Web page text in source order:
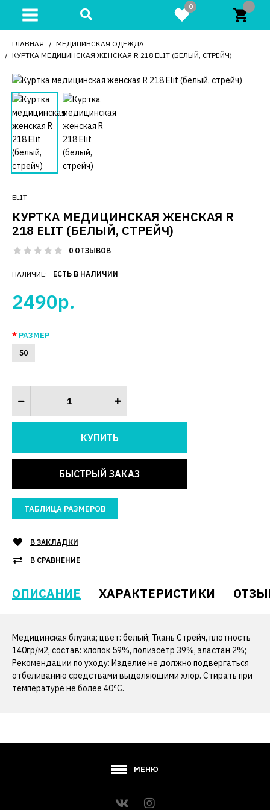
0
ГЛАВНАЯ
МЕДИЦИНСКАЯ ОДЕЖДА
КУРТКА МЕДИЦИНСКАЯ ЖЕНСКАЯ R 218 ELIT (БЕЛЫЙ, СТРЕЙЧ)
ELIT
КУРТКА МЕДИЦИНСКАЯ ЖЕНСКАЯ R
218 ELIT (БЕЛЫЙ, СТРЕЙЧ)
0 ОТЗЫВОВ
НАЛИЧИЕ: ЕСТЬ В НАЛИЧИИ
2490р.
РАЗМЕР
50
БЫСТРЫЙ ЗАКАЗ
ТАБЛИЦА РАЗМЕРОВ
В ЗАКЛАДКИ
В СРАВНЕНИЕ
ОПИСАНИЕ ХАРАКТЕРИСТИКИ
Медицинская блузка; цвет: белый; Ткань Стрейч, плотность
140гр/м2, состав: хлопок 59%, полиэсетр 39%, эластан 2%;
Рекомендации по уходу: Изделие не должно подвергаться
отбеливанию средствами выделяющими хлор. Стирать при
температуре не более 40ºС.
МЕНЮ